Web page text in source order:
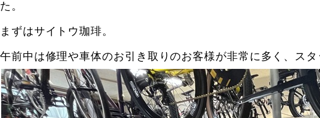
た。
まずはサイトウ珈琲。
午前中は修理や車体のお引き取りのお客様が非常に多く、ス